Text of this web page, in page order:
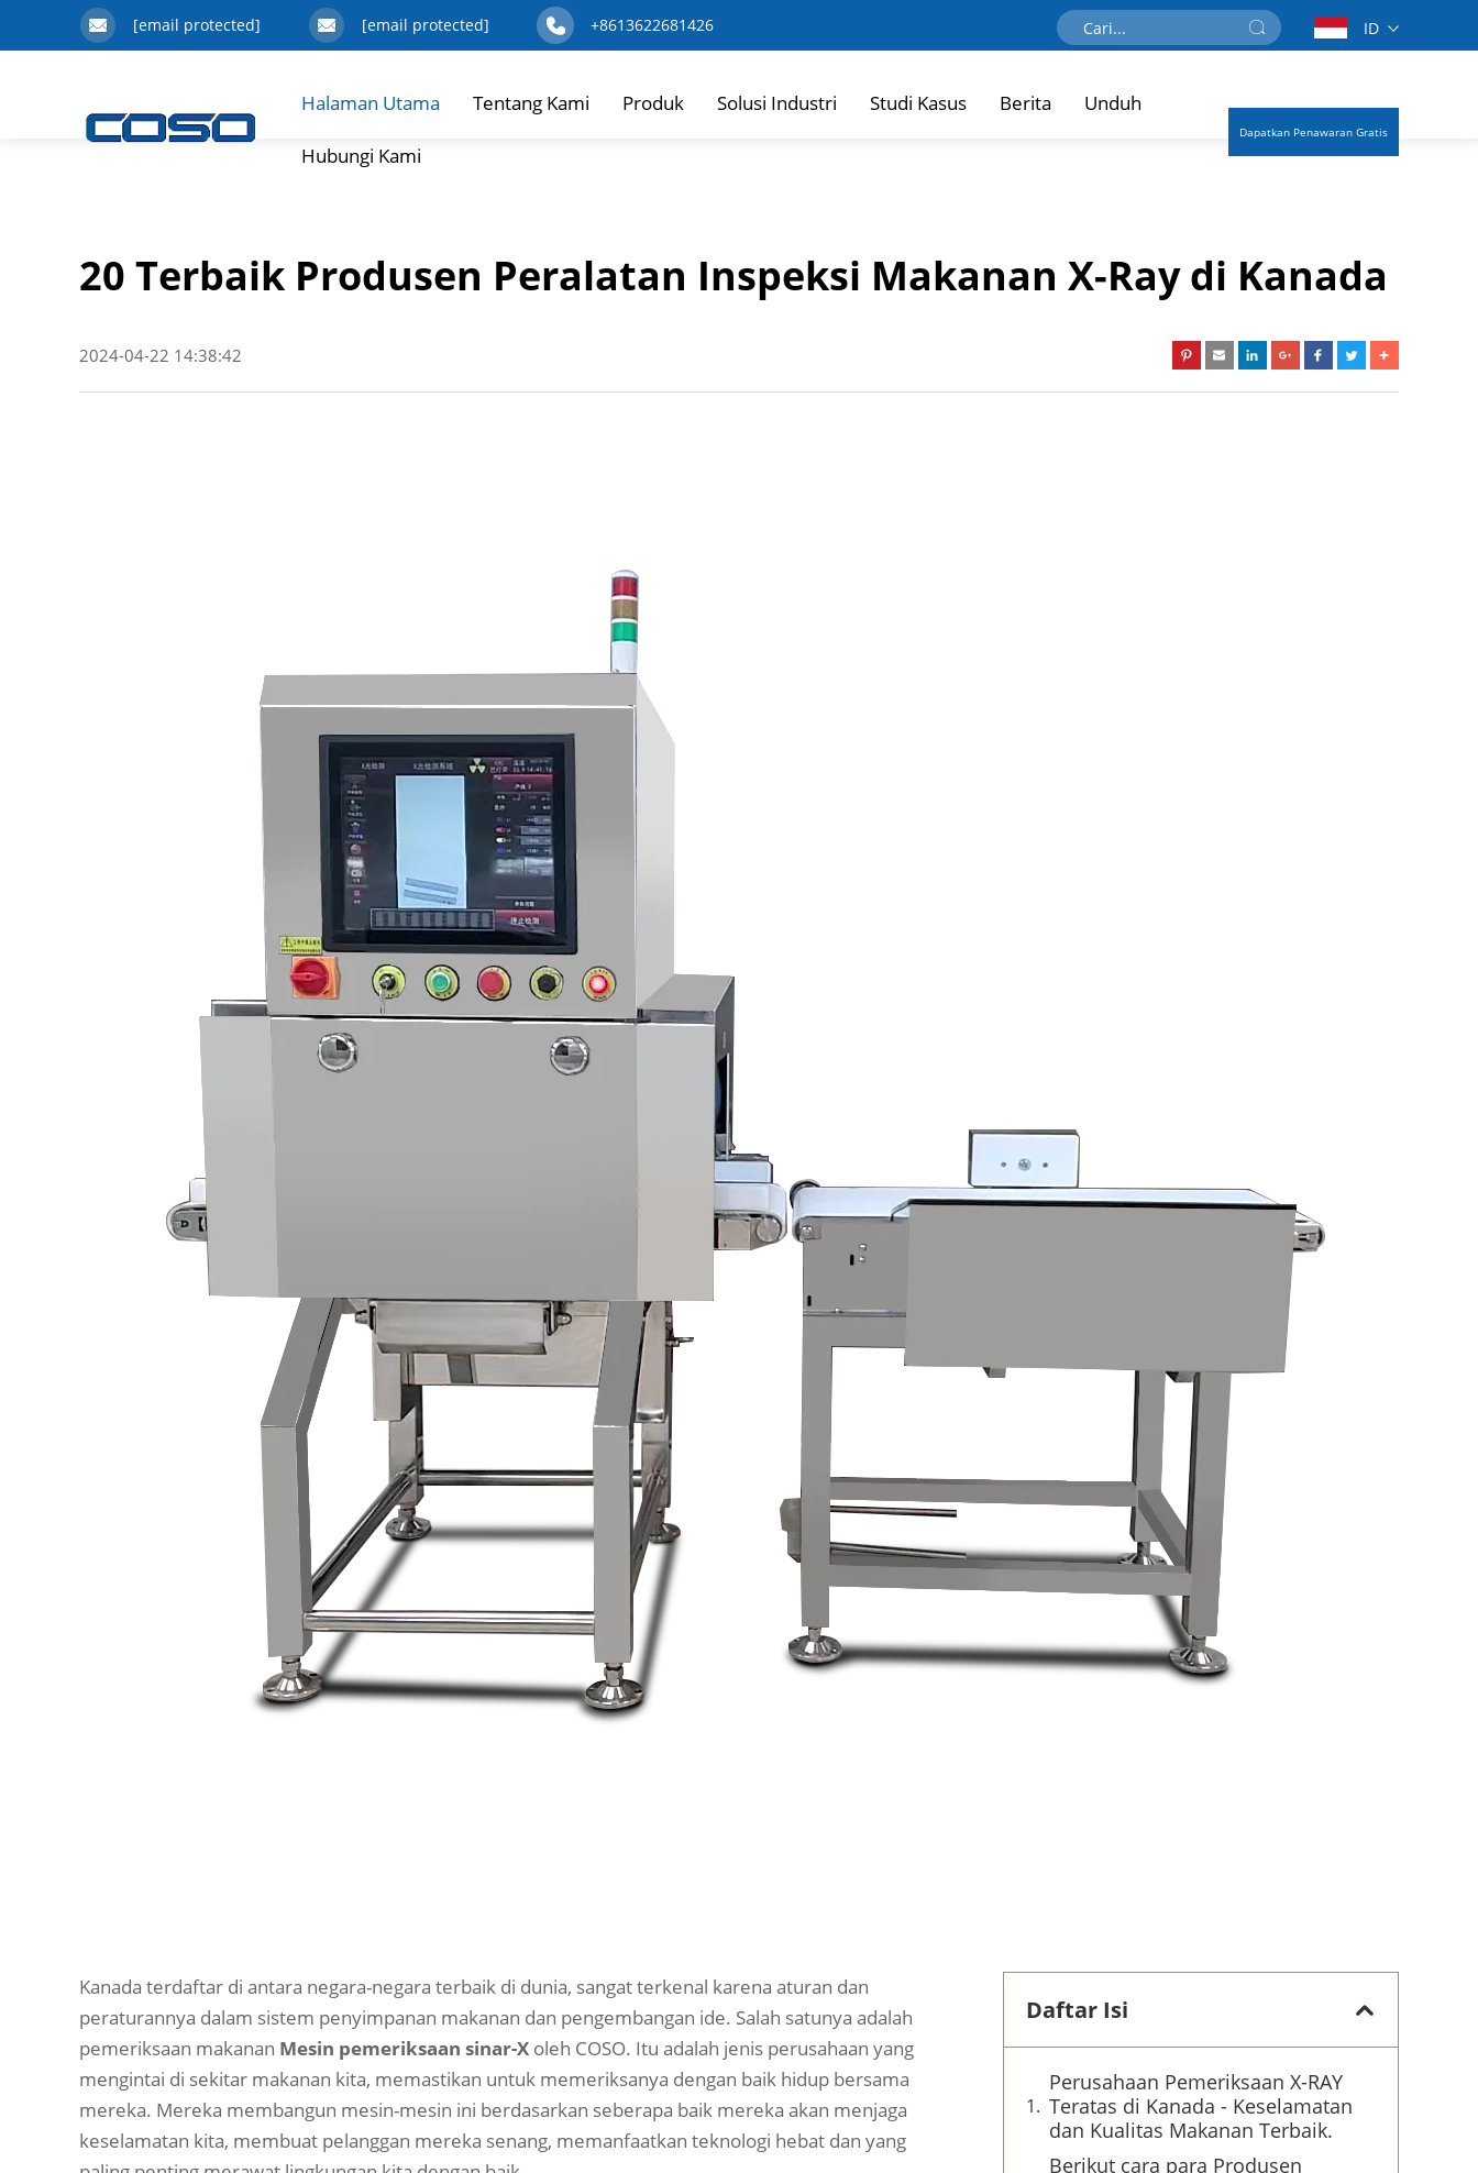
[email protected] [email protected] +8613622681426 ID
Halaman Utama Tentang Kami Produk Solusi Industri Studi Kasus Berita Unduh
Hubungi Kami
Dapatkan Penawaran Gratis
20 Terbaik Produsen Peralatan Inspeksi Makanan X-Ray di Kanada
2024-04-22 14:38:42
Kanada terdaftar di antara negara-negara terbaik di dunia, sangat terkenal karena aturan dan
peraturannya dalam sistem penyimpanan makanan dan pengembangan ide. Salah satunya adalah
pemeriksaan makanan Mesin pemeriksaan sinar-X oleh COSO. Itu adalah jenis perusahaan yang
mengintai di sekitar makanan kita, memastikan untuk memeriksanya dengan baik hidup bersama
mereka. Mereka membangun mesin-mesin ini berdasarkan seberapa baik mereka akan menjaga
keselamatan kita, membuat pelanggan mereka senang, memanfaatkan teknologi hebat dan yang
Daftar Isi
Perusahaan Pemeriksaan X-RAY
Teratas di Kanada - Keselamatan
dan Kualitas Makanan Terbaik.
Berikut cara para Produsen